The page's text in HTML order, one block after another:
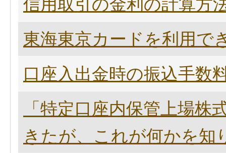
信用取引の金利の計算方
東海東京カードを利用で
口座入出金時の振込手数
「特定口座内保管上場
きたが、これが何かを知